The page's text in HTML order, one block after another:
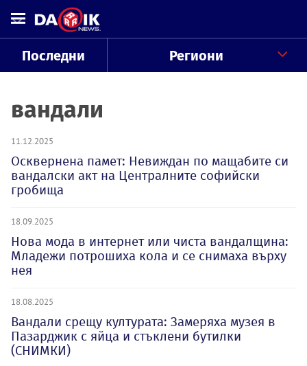
Последни Региони
вандали
11.12.2025
Осквернена памет: Невиждан по мащабите си
вандалски акт на Централните софийски
гробища
18.09.2025
Нова мода в интернет или чиста вандалщина:
Младежи потрошиха кола и се снимаха върху
нея
18.08.2025
Вандали срещу културата: Замеряха музея в
Пазарджик с яйца и стъклени бутилки
(СНИМКИ)